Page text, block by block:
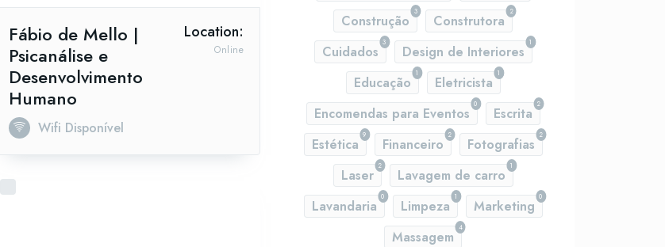
Fábio de Mello |
Psicanálise e
Desenvolvimento
Humano
Wifi Disponível
Location:
Online
3
Construção
2
Construtora
3
Cuidados
1
Design de Interiores
1
Educação
1
Eletricista
0
Encomendas para Eventos
2
Escrita
9
Estética
2
Financeiro
2
Fotografias
2
Laser
1
Lavagem de carro
0
Lavandaria
1
Limpeza
0
Marketing
4
Massagem